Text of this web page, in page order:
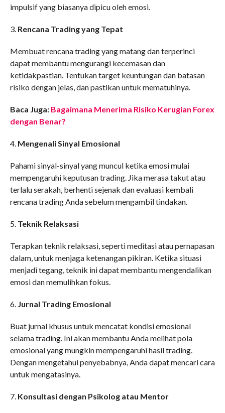
impulsif yang biasanya dipicu oleh emosi.
3. Rencana Trading yang Tepat
Membuat rencana trading yang matang dan terperinci
dapat membantu mengurangi kecemasan dan
ketidakpastian. Tentukan target keuntungan dan batasan
risiko dengan jelas, dan pastikan untuk mematuhinya.
Baca Juga: Bagaimana Menerima Risiko Kerugian Forex
dengan Benar?
4. Mengenali Sinyal Emosional
Pahami sinyal-sinyal yang muncul ketika emosi mulai
mempengaruhi keputusan trading. Jika merasa takut atau
terlalu serakah, berhenti sejenak dan evaluasi kembali
rencana trading Anda sebelum mengambil tindakan.
5. Teknik Relaksasi
Terapkan teknik relaksasi, seperti meditasi atau pernapasan
dalam, untuk menjaga ketenangan pikiran. Ketika situasi
menjadi tegang, teknik ini dapat membantu mengendalikan
emosi dan memulihkan fokus.
6. Jurnal Trading Emosional
Buat jurnal khusus untuk mencatat kondisi emosional
selama trading. Ini akan membantu Anda melihat pola
emosional yang mungkin mempengaruhi hasil trading.
Dengan mengetahui penyebabnya, Anda dapat mencari cara
untuk mengatasinya.
7. Konsultasi dengan Psikolog atau Mentor